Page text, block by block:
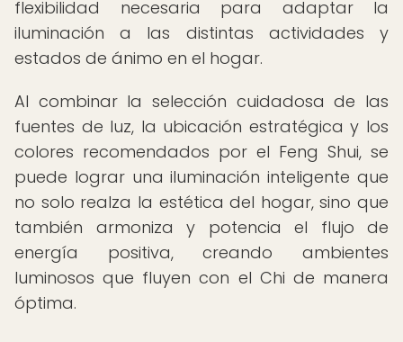
flexibilidad necesaria para adaptar la
iluminación a las distintas actividades y
estados de ánimo en el hogar.
Al combinar la selección cuidadosa de las
fuentes de luz, la ubicación estratégica y los
colores recomendados por el Feng Shui, se
puede lograr una iluminación inteligente que
no solo realza la estética del hogar, sino que
también armoniza y potencia el flujo de
energía positiva, creando ambientes
luminosos que fluyen con el Chi de manera
óptima.